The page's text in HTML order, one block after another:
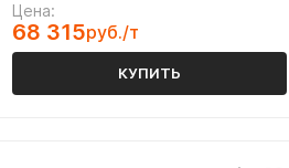
Цена:
68 315руб./т
КУПИТЬ